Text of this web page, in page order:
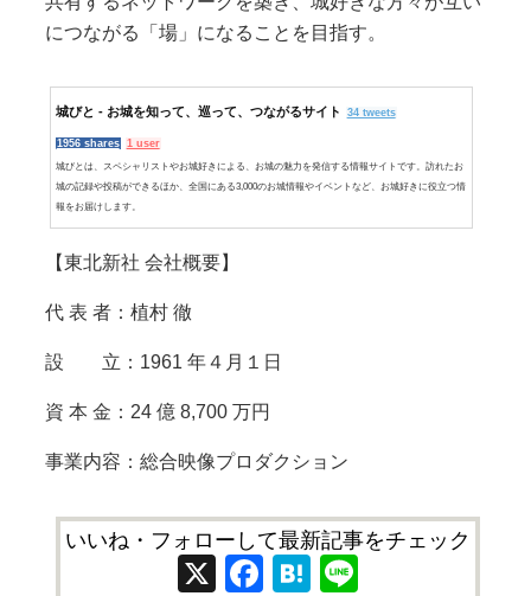
につながる「場」になることを目指す。
城びと - お城を知って、巡って、つながるサイト 34 tweets
1956 shares 1 user
城びとは、スペシャリストやお城好きによる、お城の魅力を発信する情報サイトです。訪れたお
城の記録や投稿ができるほか、全国にある3,000のお城情報やイベントなど、お城好きに役立つ情
報をお届けします。
【東北新社 会社概要】
代 表 者：植村 徹
設 立：1961 年４月１日
資 本 金：24 億 8,700 万円
事業内容：総合映像プロダクション
いいね・フォローして最新記事をチェック
X Facebook
Hatena